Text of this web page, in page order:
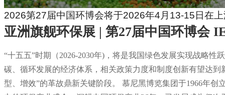
2026第27届中国环博会将于2026年4 月 13-15 日在
亚洲旗舰环保展 | 第27届中国环博会
“十五五”时期（2026-2030年)，将是我国绿色发展实现战略性
碳、循环发展的经济体系，相关政策力度和制度创新有望达
型、增效”的革故鼎新关键阶段。 慕尼黑博览集团于1966年创